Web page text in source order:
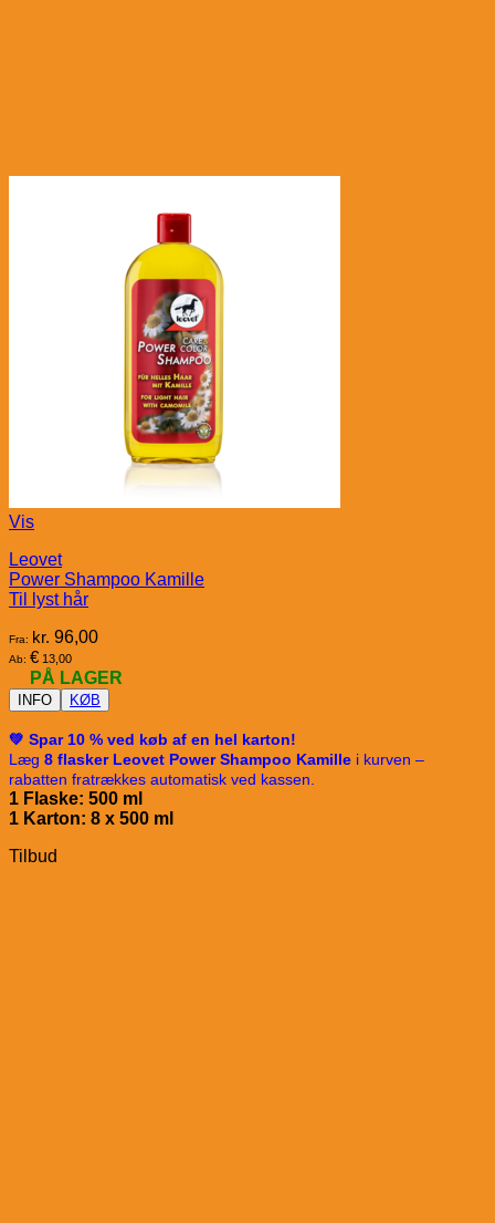
Vis
Leovet
Power Shampoo Kamille
Til lyst hår
Fra: kr. 96,00
Ab: € 13,00
PÅ LAGER
INFO KØB
💚 Spar 10 % ved køb af en hel karton!
Læg 8 flasker Leovet Power Shampoo Kamille i kurven –
rabatten fratrækkes automatisk ved kassen.
1 Flaske: 500 ml
1 Karton: 8 x 500 ml
Tilbud